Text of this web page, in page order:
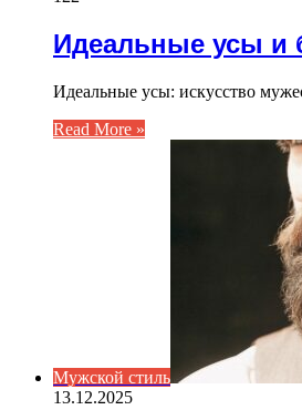
Идеальные усы и
Идеальные усы: искусство
Read More »
Мужской стиль
13.12.2025